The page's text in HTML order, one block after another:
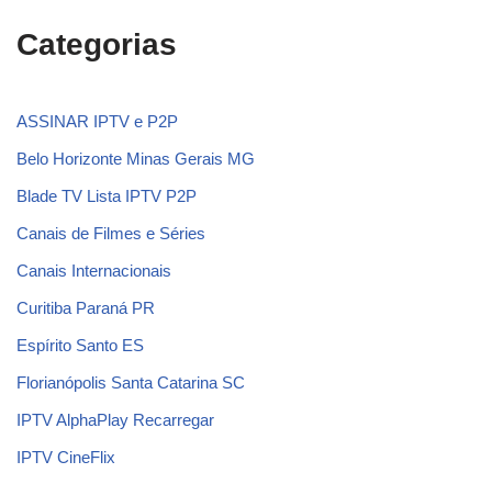
Categorias
ASSINAR IPTV e P2P
Belo Horizonte Minas Gerais MG
Blade TV Lista IPTV P2P
Canais de Filmes e Séries
Canais Internacionais
Curitiba Paraná PR
Espírito Santo ES
Florianópolis Santa Catarina SC
IPTV AlphaPlay Recarregar
IPTV CineFlix